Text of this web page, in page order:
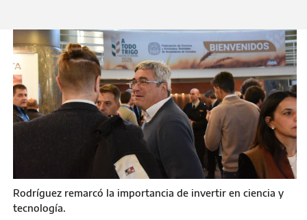
Rodríguez remarcó la importancia de invertir en ciencia y
tecnología.